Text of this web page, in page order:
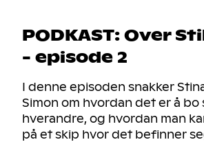
PODKAST: Over
- episode 2
I denne episoden snakker
Simon om hvordan det er å
hverandre, og hvordan man
på et skip hvor det befinner